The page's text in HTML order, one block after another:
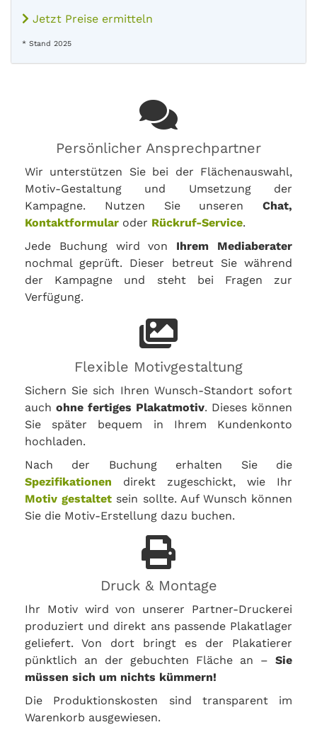
Jetzt Preise ermitteln
* Stand 2025
Persönlicher Ansprechpartner
Wir unterstützen Sie bei der Flächenauswahl,
Motiv-Gestaltung und Umsetzung der
Kampagne. Nutzen Sie unseren Chat,
Kontaktformular oder Rückruf-Service.
Jede Buchung wird von Ihrem Mediaberater
nochmal geprüft. Dieser betreut Sie während
der Kampagne und steht bei Fragen zur
Verfügung.
Flexible Motivgestaltung
Sichern Sie sich Ihren Wunsch-Standort sofort
auch ohne fertiges Plakatmotiv. Dieses können
Sie später bequem in Ihrem Kundenkonto
hochladen.
Nach der Buchung erhalten Sie die
Spezifikationen direkt zugeschickt, wie Ihr
Motiv gestaltet sein sollte. Auf Wunsch können
Sie die Motiv-Erstellung dazu buchen.
Druck & Montage
Ihr Motiv wird von unserer Partner-Druckerei
produziert und direkt ans passende Plakatlager
geliefert. Von dort bringt es der Plakatierer
pünktlich an der gebuchten Fläche an – Sie
müssen sich um nichts kümmern!
Die Produktionskosten sind transparent im
Warenkorb ausgewiesen.